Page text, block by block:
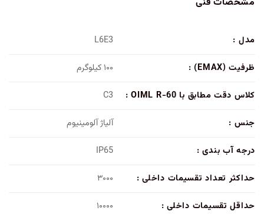
مدل : L6E3
ظرفیت (EMAX) : ۱۰۰ کیلوگرم
کلاس دقت مطابق با OIML R-60 : C3
جنس : آلیاژ آلومینیوم
درجه آب بندی : IP65
حداکثر تعداد تقسیمات داخلی : ۳۰۰۰
حداقل تقسیمات داخلی : ۱۰۰۰۰